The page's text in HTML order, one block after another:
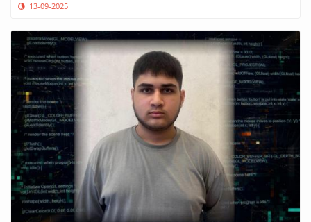
13-09-2025